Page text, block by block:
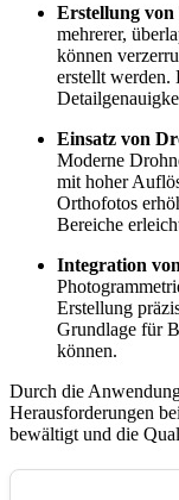
Erstellung
mehrerer,
können
erstellt werden.
Einsatz von
Moderne
mit hoher
Orthofotos
Bereiche
Integration
Erstellung
Grundlage für
können.
Durch die
Herausforderungen
bewältigt und die